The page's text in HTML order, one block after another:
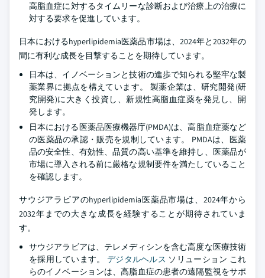
高脂血症に対するタイムリーな診断および治療上の治療に
対する要求を促進しています。
日本におけるhyperlipidemia医薬品市場は、2024年と2032年の
間に有利な成長を目撃することを期待しています。
日本は、イノベーションと技術の進歩で知られる堅牢な製
薬業界に拠点を構えています。 製薬企業は、研究開発(研
究開発)に大きく投資し、新規性高脂血症薬を発見し、開
発します。
日本における医薬品医療機器庁(PMDA)は、高脂血症薬など
の医薬品の承認・販売を規制しています。 PMDAは、医薬
品の安全性、有効性、品質の高い基準を維持し、医薬品が
市場に導入される前に厳格な規制要件を満たしていること
を確認します。
サウジアラビアのhyperlipidemia医薬品市場は、2024年から
2032年までの大きな成長を経験することが期待されていま
す。
サウジアラビアは、テレメディシンを含む高度な医療技術
を採用しています。 デジタルヘルス ソリューション これ
らのイノベーションは、高脂血症の患者の遠隔監視をサポ